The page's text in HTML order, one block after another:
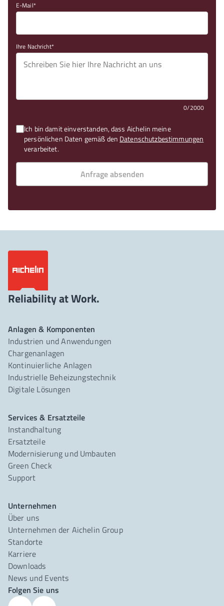
E-Mail
Ihre Nachricht
0/2000
Ich bin damit einverstanden, dass Aichelin meine
persönlichen Daten gemäß den Datenschutzbestimmungen
verarbeitet.
Anfrage absenden
Reliability at Work.
Anlagen & Komponenten
Industrien und Anwendungen
Chargenanlagen
Kontinuierliche Anlagen
Industrielle Beheizungstechnik
Digitale Lösungen
Services & Ersatzteile
Instandhaltung
Ersatzteile
Modernisierung und Umbauten
Green Check
Support
Unternehmen
Über uns
Unternehmen der Aichelin Group
Standorte
Karriere
Downloads
News und Events
Folgen Sie uns